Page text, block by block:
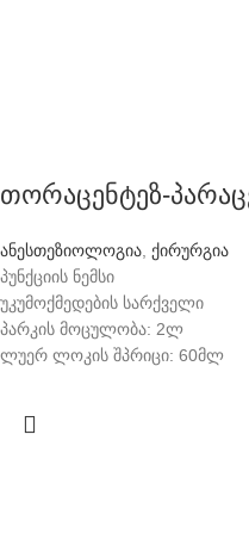
თორაცენტეზ-
ანესთეზიოლოგია, ქირურგია
პუნქციის ნემსი
უკუმოქმედების სარქველი
პარკის მოცულობა: 2ლ
ლუერ ლოკის შპრიცი: 60მლ